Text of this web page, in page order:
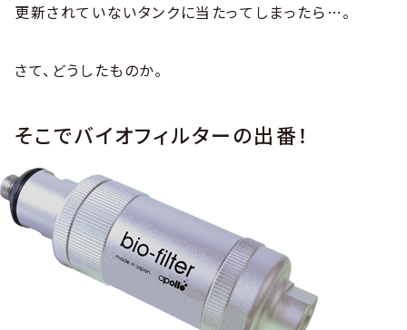
更新されていないタンクに当たってしまったら…。
さて、どうしたものか。
そこでバイオフィルターの出番！